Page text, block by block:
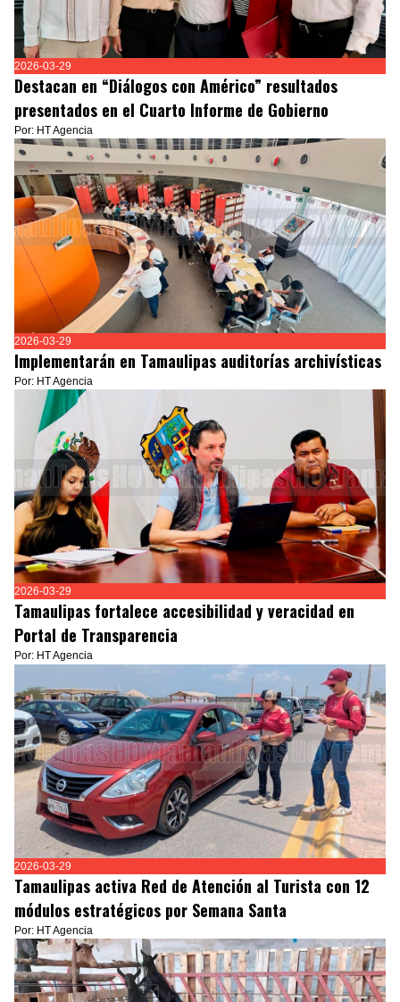
2026-03-29
Destacan en “Diálogos con Américo” resultados
presentados en el Cuarto Informe de Gobierno
Por: HT Agencia
2026-03-29
Implementarán en Tamaulipas auditorías archivísticas
Por: HT Agencia
2026-03-29
Tamaulipas fortalece accesibilidad y veracidad en
Portal de Transparencia
Por: HT Agencia
2026-03-29
Tamaulipas activa Red de Atención al Turista con 12
módulos estratégicos por Semana Santa
Por: HT Agencia